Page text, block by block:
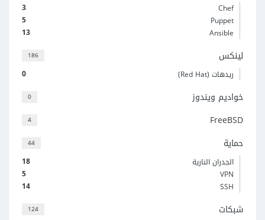
3
Chef
5
Puppet
13
Ansible
186 لينكس
0 ريدهات (Red Hat)
0 خواديم ويندوز
4 FreeBSD
44 حماية
18
الجدران النارية
5
VPN
14
SSH
124 شبكات